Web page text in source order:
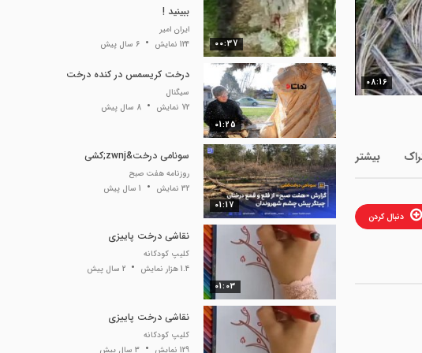
08:16
بیشتر
دنبال کردن
00:37
ببینید !
ایران امیر
124 نمایش
6 سال پیش
01:25
درخت کریسمس در کنده درخت
سیگنال
72 نمایش
8 سال پیش
01:17
سونامی درخت&zwnj;کشی
روزنامه هفت صبح
32 نمایش
1 سال پیش
01:03
نقاشی درخت پاییزی
کلیپ کودکانه
1.4 هزار نمایش
2 سال پیش
نقاشی درخت پاییزی
کلیپ کودکانه
129 نمایش
3 سال پیش